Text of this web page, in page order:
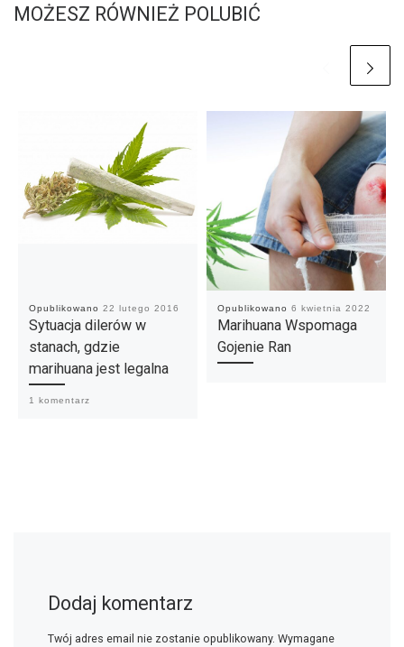
MOŻESZ RÓWNIEŻ POLUBIĆ
Opublikowano 22 lutego 2016
Sytuacja dilerów w
stanach, gdzie
marihuana jest legalna
1 komentarz
Opublikowano 6 kwietnia 2022
Marihuana Wspomaga
Gojenie Ran
Dodaj komentarz
Twój adres email nie zostanie opublikowany. Wymagane